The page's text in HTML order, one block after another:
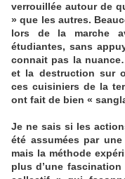
verrouillée autour de
» que les autres.
lors de la marche
étudiantes, sans
connait pas la
et la destruction sur
ces cuisiniers de la
ont fait de bien «
Je ne sais si les
été assumées par
mais la méthode
plus d’une